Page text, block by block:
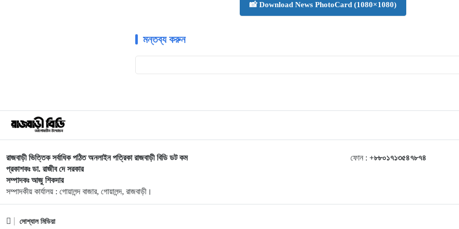
📸 Download News PhotoCard (1080×1080)
মন্তব্য করুন
রাজবাড়ী ভিত্তিক সর্বাধিক পঠিত অনলাইন পত্রিকা রাজবাড়ী বিডি ডট কম
প্রকাশকঃ ডা. রাজীব দে সরকার
সম্পাদকঃ আজু শিকদার
সম্পাদকীয় কার্যালয় : গোয়ালন্দ বাজার, গোয়ালন্দ, রাজবাড়ী।
ফোন : +৮৮০১৭১৩৫৪৭৮৭৪
সোশ্যাল মিডিয়া